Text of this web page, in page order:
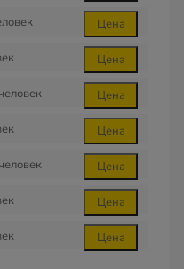
Цена
Цена
человек Цена
Цена
человек Цена
Цена
Цена